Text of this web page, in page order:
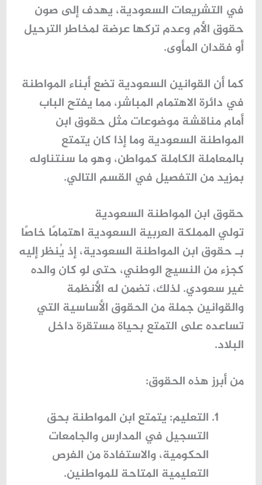
في التشريعات السعودية، يهدف إلى صون
حقوق الأم وعدم تركها عرضة لمخاطر الترحيل
أو فقدان المأوى.
كما أن القوانين السعودية تضع أبناء المواطنة
في دائرة الاهتمام المباشر، مما يفتح الباب
أمام مناقشة موضوعات مثل حقوق ابن
المواطنة السعودية وما إذا كان يتمتع
بالمعاملة الكاملة كمواطن، وهو ما سنتناوله
بمزيد من التفصيل في القسم التالي.
حقوق ابن المواطنة السعودية
تولي المملكة العربية السعودية اهتمامًا خاصًا
بـحقوق ابن المواطنة السعودية، إذ يُنظر إليه
كجزء من النسيج الوطني، حتى لو كان والده
غير سعودي. لذلك، تضمن له الأنظمة
والقوانين جملة من الحقوق الأساسية التي
تساعده على التمتع بحياة مستقرة داخل
البلاد.
من أبرز هذه الحقوق:
التعليم: يتمتع ابن المواطنة بحق
التسجيل في المدارس والجامعات
الحكومية، والاستفادة من الفرص
التعليمية المتاحة للمواطنين.